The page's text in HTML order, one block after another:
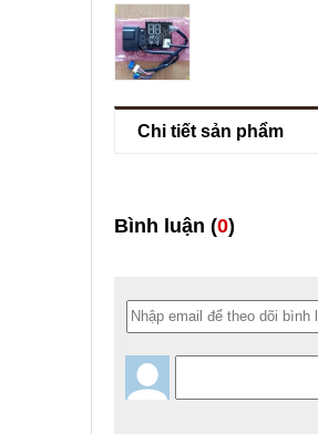
Chi tiết sản phẩm
Bình luận (0)